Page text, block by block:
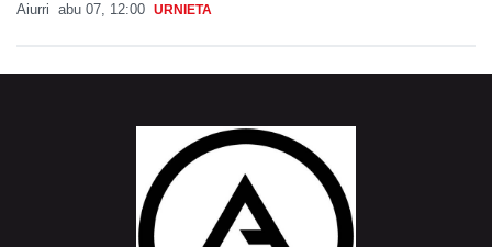
Aiurri abu 07, 12:00 URNIETA